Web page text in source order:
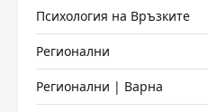
Психология на Връзките
Регионални
Регионални | Варна